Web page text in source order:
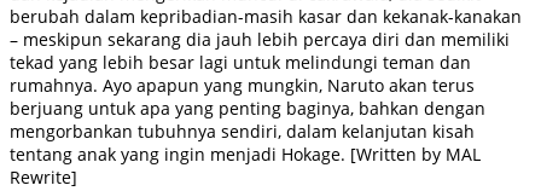
berubah dalam kepribadian-masih kasar dan kekanak-kanakan
– meskipun sekarang dia jauh lebih percaya diri dan memiliki
tekad yang lebih besar lagi untuk melindungi teman dan
rumahnya. Ayo apapun yang mungkin, Naruto akan terus
berjuang untuk apa yang penting baginya, bahkan dengan
mengorbankan tubuhnya sendiri, dalam kelanjutan kisah
tentang anak yang ingin menjadi Hokage. [Written by MAL
Rewrite]